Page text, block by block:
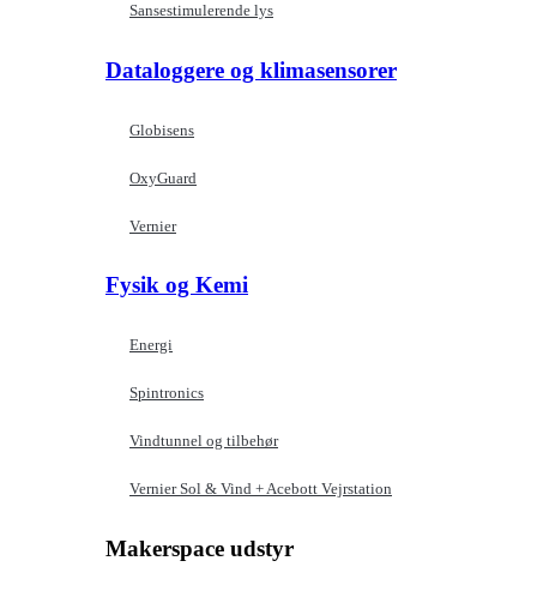
Sansestimulerende lys
Dataloggere og klimasensorer
Globisens
OxyGuard
Vernier
Fysik og Kemi
Energi
Spintronics
Vindtunnel og tilbehør
Vernier Sol & Vind + Acebott Vejrstation
Makerspace udstyr